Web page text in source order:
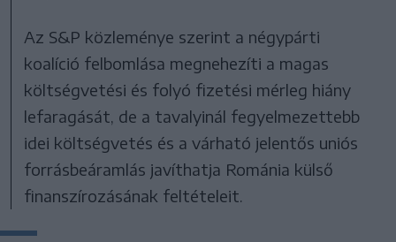
Az S&P közleménye szerint a négypárti
koalíció felbomlása megnehezíti a magas
költségvetési és folyó fizetési mérleg hiány
lefaragását, de a tavalyinál fegyelmezettebb
idei költségvetés és a várható jelentős uniós
forrásbeáramlás javíthatja Románia külső
finanszírozásának feltételeit.